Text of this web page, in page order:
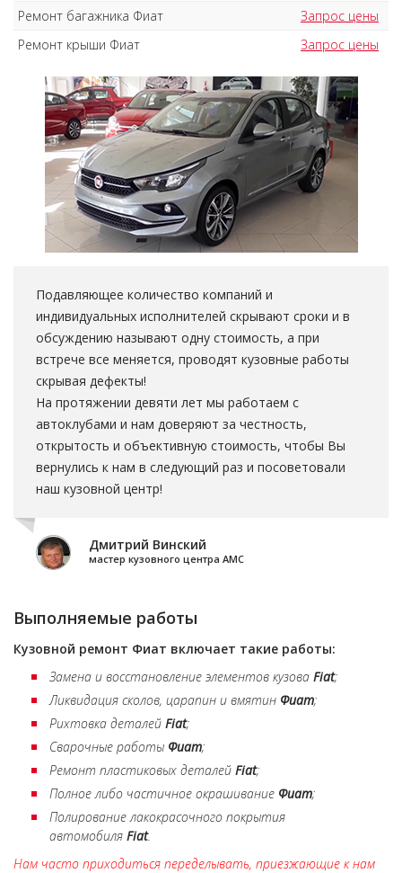
Ремонт багажника Фиат
Запрос цены
Ремонт крыши Фиат
Запрос цены
Подавляющее количество компаний и
индивидуальных исполнителей скрывают сроки и в
обсуждению называют одну стоимость, а при
встрече все меняется, проводят кузовные работы
скрывая дефекты!
На протяжении девяти лет мы работаем с
автоклубами и нам доверяют за честность,
открытость и объективную стоимость, чтобы Вы
вернулись к нам в следующий раз и посоветовали
наш кузовной центр!
Дмитрий Винский
мастер кузовного центра АМС
Выполняемые работы
Кузовной ремонт Фиат включает такие работы:
Замена и восстановление элементов кузова Fiat;
Ликвидация сколов, царапин и вмятин Фиат;
Рихтовка деталей Fiat;
Сварочные работы Фиат;
Ремонт пластиковых деталей Fiat;
Полное либо частичное окрашивание Фиат;
Полирование лакокрасочного покрытия
автомобиля Fiat.
Нам часто приходиться переделывать, приезжающие к нам